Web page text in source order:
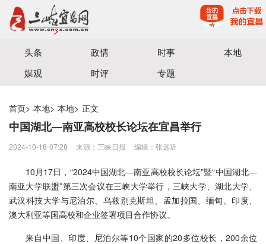
宜昌三峡融媒体中心主办
头条 政情 时事
本地
媒观
时评 专题
首页> 本地> 本地> 正文
中国湖北—南亚高校校长论坛在宜昌举行
2024-10-18 07:28 来源：三峡日报 编辑：张远近
10月17日，“2024中国湖北—南亚高校校长论坛”暨“中国湖北—
南亚大学联盟”第三次会议在三峡大学举行，三峡大学、湖北大学、
武汉科技大学与尼泊尔、乌兹别克斯坦、孟加拉国、缅甸、印度、
澳大利亚等国高校和企业签署项目合作协议。
来自中国、印度、尼泊尔等10个国家的20多位校长，200余位